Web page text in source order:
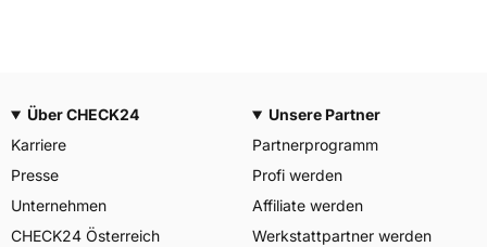
Über CHECK24
Karriere
Presse
Unternehmen
CHECK24 Österreich
Unsere Partner
Partnerprogramm
Profi werden
Affiliate werden
Werkstattpartner werden